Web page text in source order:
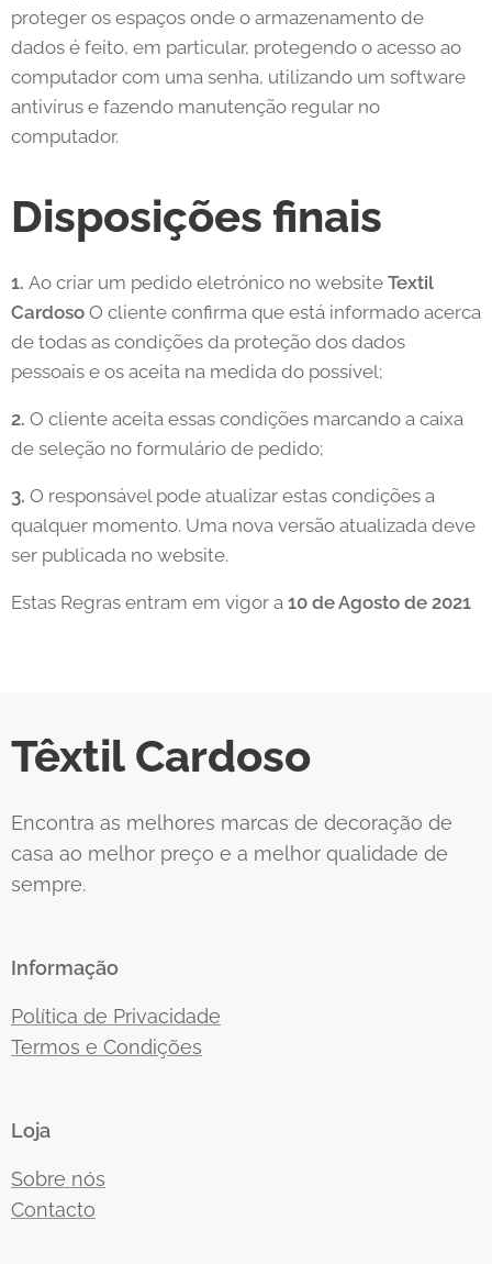
proteger os espaços onde o armazenamento de
dados é feito, em particular, protegendo o acesso ao
computador com uma senha, utilizando um software
antivírus e fazendo manutenção regular no
computador.
Disposições finais
1. Ao criar um pedido eletrónico no website Textil
Cardoso O cliente confirma que está informado acerca
de todas as condições da proteção dos dados
pessoais e os aceita na medida do possível;
2. O cliente aceita essas condições marcando a caixa
de seleção no formulário de pedido;
3. O responsável pode atualizar estas condições a
qualquer momento. Uma nova versão atualizada deve
ser publicada no website.
Estas Regras entram em vigor a 10 de Agosto de 2021
Têxtil Cardoso
Encontra as melhores marcas de decoração de
casa ao melhor preço e a melhor qualidade de
sempre.
Informação
Política de Privacidade
Termos e Condições
Loja
Sobre nós
Contacto